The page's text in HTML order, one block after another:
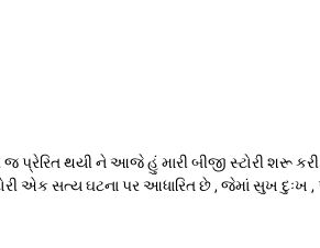
જ પ્રેરિત થયી ને આજે હું મારી બીજી સ્ટોરી શરૂ
એક સત્ય ઘટના પર આધારિત છે , જેમાં સુખ દુઃખ ,